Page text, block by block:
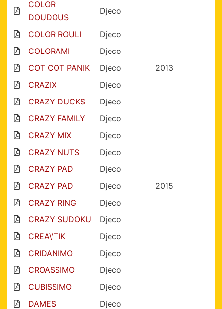
COLOR
DOUDOUS
Djeco
COLOR ROULI
Djeco
COLORAMI
Djeco
COT COT PANIK
Djeco
2013
CRAZIX
Djeco
CRAZY DUCKS
Djeco
CRAZY FAMILY
Djeco
CRAZY MIX
Djeco
CRAZY NUTS
Djeco
CRAZY PAD
Djeco
CRAZY PAD
Djeco
2015
CRAZY RING
Djeco
CRAZY SUDOKU
Djeco
CREA\'TIK
Djeco
CRIDANIMO
Djeco
CROASSIMO
Djeco
CUBISSIMO
Djeco
DAMES
Djeco